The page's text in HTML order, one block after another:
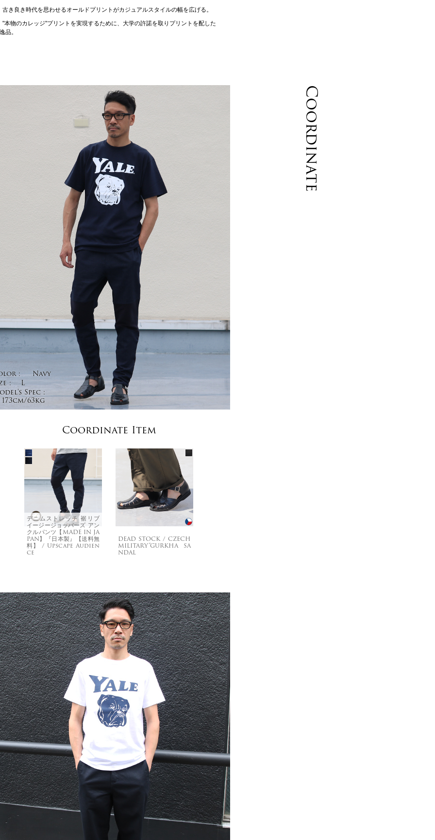
古き良き時代を思わせるオールドプリントがカジュアルスタイルの幅を広げる。
"本物のカレッジ"プリントを実現するために、大学の許諾を取りプリントを配した
逸品。
Coordinate
:
Navy
:
L
Spec :
173cm/63kg
Coordinate Item
デニムストレッチ 裾リブ
イージージョッパーズ アン
クルパンツ【MADE IN JA
PAN】『日本製』【送料無
料】 / Upscape Audien
ce
DEAD STOCK / CZECH
MILITARY”GURKHA SA
NDAL